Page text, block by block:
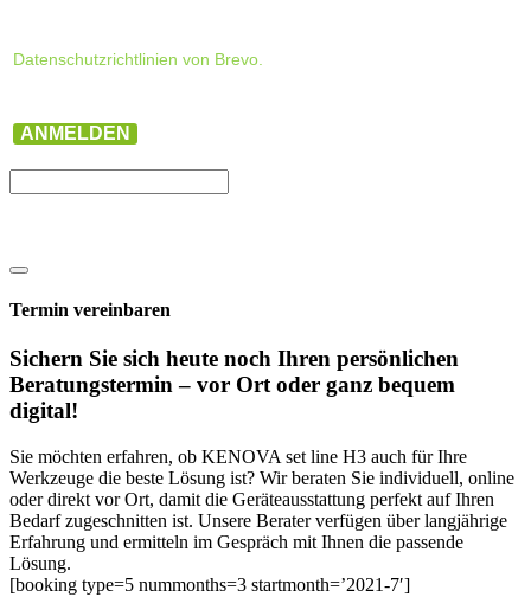
Datenschutzrichtlinien von Brevo.
ANMELDEN
Termin vereinbaren
Sichern Sie sich heute noch Ihren persönlichen
Beratungs­termin – vor Ort oder ganz bequem
digital!
Sie möchten erfahren, ob KENOVA set line H3 auch für Ihre
Werkzeuge die beste Lösung ist? Wir beraten Sie individuell, online
oder direkt vor Ort, damit die Geräteausstattung perfekt auf Ihren
Bedarf zugeschnitten ist. Unsere Berater verfügen über langjährige
Erfahrung und ermitteln im Gespräch mit Ihnen die passende
Lösung.
[booking type=5 nummonths=3 startmonth=’2021-7′]